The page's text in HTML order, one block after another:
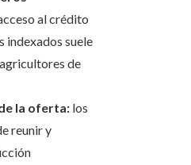
al crédito
indexados suele
de
la oferta: los
reunir y